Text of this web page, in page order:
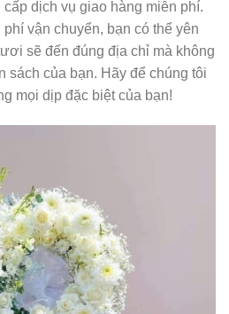
dịch vụ giao hàng miễn phí.
vận chuyển, bạn có thể yên
sẽ đến đúng địa chỉ mà không
sách của bạn. Hãy để chúng tôi
mọi dịp đặc biệt của bạn!